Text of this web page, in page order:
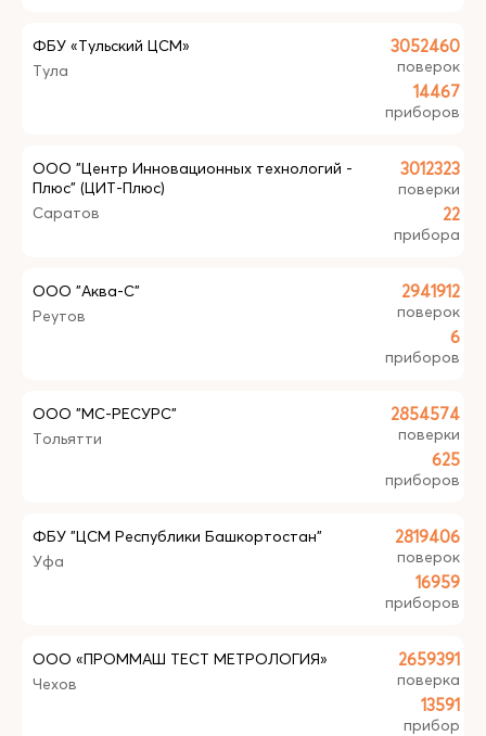
ФБУ «Тульский ЦСМ»
Тула
3052460
поверок
14467
приборов
ООО "Центр Инновационных технологий -
Плюс" (ЦИТ-Плюс)
Саратов
3012323
поверки
22
прибора
ООО "Аква-С"
Реутов
2941912
поверок
6
приборов
ООО "МС-РЕСУРС"
Тольятти
2854574
поверки
625
приборов
ФБУ "ЦСМ Республики Башкортостан"
Уфа
2819406
поверок
16959
приборов
ООО «ПРОММАШ ТЕСТ МЕТРОЛОГИЯ»
Чехов
2659391
поверка
13591
прибор